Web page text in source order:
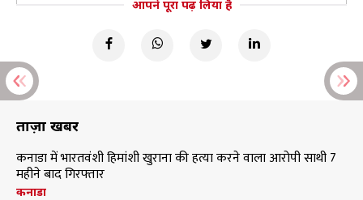
आपने पूरा पढ़ लिया है
ताज़ा खबरें
कनाडा में भारतवंशी हिमांशी खुराना की हत्या करने वाला आरोपी साथी 7
महीने बाद गिरफ्तार
कनाडा